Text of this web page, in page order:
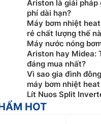
Ariston là giải
phí dài hạn?
Máy bơm nhiệt
rẻ chất lượng thế
Máy nước nóng
Ariston hay Midea:
đáng mua nhất?
Vì sao gia đình
máy bơm nhiệt
Lít Nuos Split
HOT